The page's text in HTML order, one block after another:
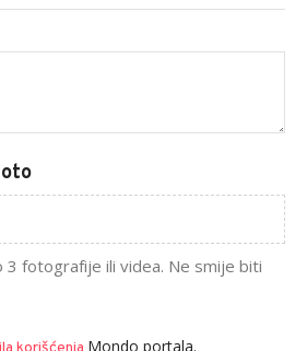
3 fotografije ili videa. Ne smije biti
Mondo portala.